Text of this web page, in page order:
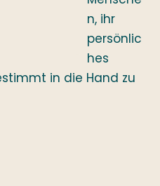
n, ihr
persönlic
hes
in die Hand zu